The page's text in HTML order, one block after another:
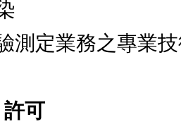
可